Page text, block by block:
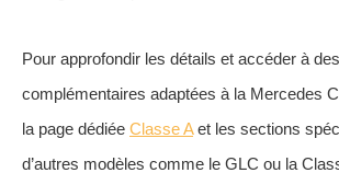
Pour approfondir les détails et accéder à
complémentaires adaptées à la Mercedes
la page dédiée Classe Aet les sections
d’autres modèles comme le GLC ou la